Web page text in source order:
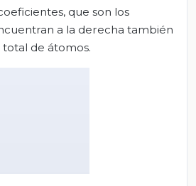
que son los
a la derecha también
de átomos.